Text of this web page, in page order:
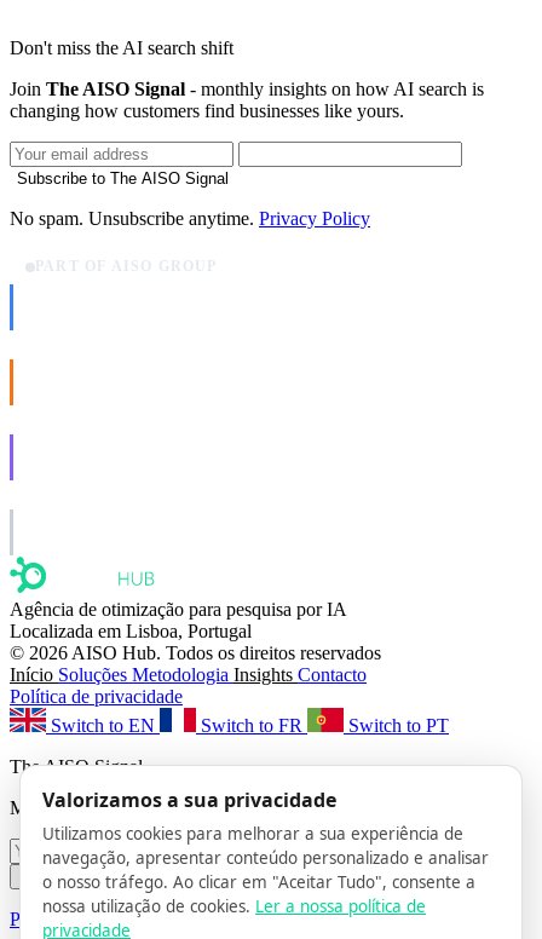
Don't miss the AI search shift
Join The AISO Signal - monthly insights on how AI search is
changing how customers find businesses like yours.
Subscribe to The AISO Signal
No spam. Unsubscribe anytime. Privacy Policy
PART OF AISO GROUP
Agência de otimização para pesquisa por IA
Localizada em Lisboa, Portugal
© 2026 AISO Hub. Todos os direitos reservados
Início Soluções Metodologia Insights Contacto
Política de privacidade
Switch to EN
Switch to FR
Switch to PT
The AISO Signal
Monthly AI search insights. No spam.
Subscribe
Privacy Policy· Unsubscribe anytime
Valorizamos a sua privacidade
Utilizamos cookies para melhorar a sua experiência de
navegação, apresentar conteúdo personalizado e analisar
o nosso tráfego. Ao clicar em "Aceitar Tudo", consente a
nossa utilização de cookies. Ler a nossa política de
privacidade